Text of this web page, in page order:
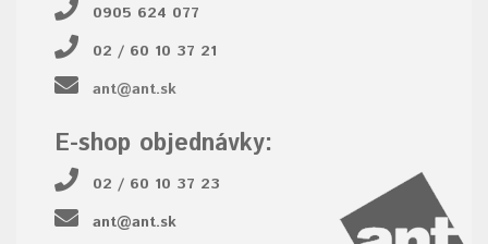
0905 624 077
02 / 60 10 37 21
ant@ant.sk
E-shop objednávky:
02 / 60 10 37 23
ant@ant.sk